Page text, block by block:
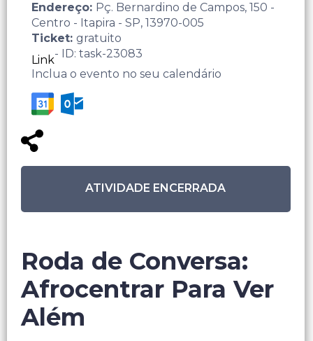
Endereço: Pç. Bernardino de Campos, 150 -
Centro - Itapira - SP, 13970-005
Ticket: gratuito
Link- ID: task-23083
Inclua o evento no seu calendário
ATIVIDADE ENCERRADA
Roda de Conversa:
Afrocentrar Para Ver
Além